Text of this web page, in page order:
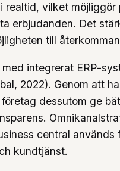
realtid, vilket möjliggör
erbjudanden. Det
till
integrerat ERP-
2022). Genom att
dessutom ge
central används
kundtjänst.